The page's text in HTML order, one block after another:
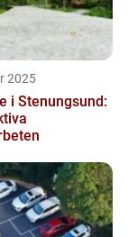
2025
i Stenungsund: